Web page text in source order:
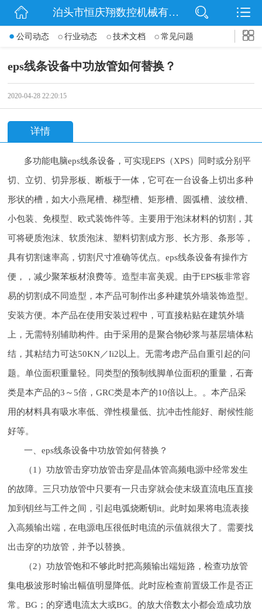
网站首页
泊头市恒庆翔数控机械有限公司
公司动态 行业动态 技术文档 常见问题
eps线条设备中功放管如何替换？
2020-04-28 22:20:15
详情
多功能电脑eps线条设备，可实现EPS（XPS）同时或分别平
切、立切、切异形板、断板于一体，它可在一台设备上切出多种
形状的槽，如大小燕尾槽、梯型槽、矩形槽、圆弧槽、波纹槽、
小包装、免模型、欧式装饰件等。主要用于泡沫材料的切割，其
可将硬质泡沫、软质泡沫、塑料切割成方形、长方形、条形等，
具有切割速率高，切割尺寸准确等优点。eps线条设备有操作方
便，，减少聚苯板材浪费等。造型丰富美观。由于EPS板非常容
易的切割成不同造型，本产品可制作出多种建筑外墙装饰造型。
安装方便。本产品在使用安装过程中，可直接粘贴在建筑外墙
上，无需特别辅助构件。由于采用的是聚合物砂浆与基层墙体粘
结，其粘结力可达50KN／Ii2以上。无需考虑产品自重引起的问
题。单位面积重量轻。同类型的预制线脚单位面积的重量，石膏
类是本产品的3～5倍，GRC类是本产的10倍以上。。本产品采
用的材料具有吸水率低、弹性模量低、抗冲击性能好、耐候性能
好等。
一、eps线条设备中功放管如何替换？
（1）功放管击穿功放管击穿是晶体管高频电源中经常发生
的故障。三只功放管中只要有一只击穿就会使末级直流电压直接
加到钥丝与工件之间，引起电弧烧断钥it。此时如果将电流表接
入高频输出端，在电源电压很低时电流的示值就很大了。需要找
出击穿的功放管，并予以替换。
（2）功放管饱和不够此时把高频输出端短路，检查功放管
集电极波形时输出幅值明显降低。此时应检查前置级工作是否正
常。BG；的穿透电流太大或BG。的放大倍数太小都会造成功放